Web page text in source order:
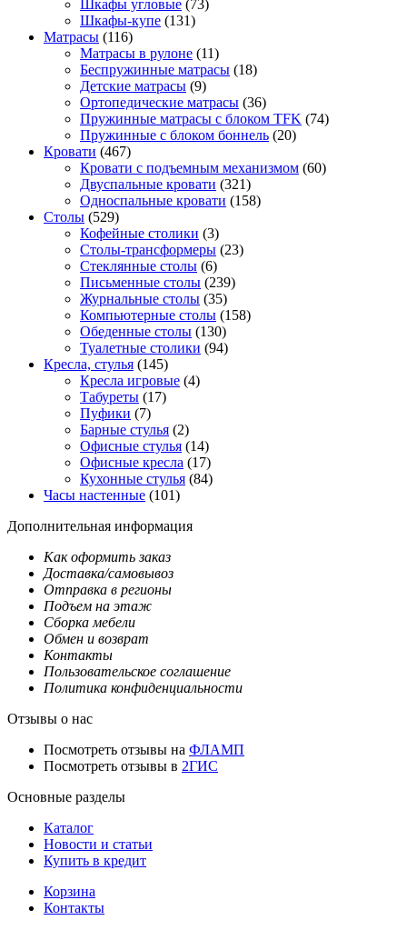
Шкафы угловые (73)
Шкафы-купе (131)
Матрасы (116)
Матрасы в рулоне (11)
Беспружинные матрасы (18)
Детские матрасы (9)
Ортопедические матрасы (36)
Пружинные матрасы с блоком TFK (74)
Пружинные с блоком боннель (20)
Кровати (467)
Кровати с подъемным механизмом (60)
Двуспальные кровати (321)
Односпальные кровати (158)
Столы (529)
Кофейные столики (3)
Столы-трансформеры (23)
Стеклянные столы (6)
Письменные столы (239)
Журнальные столы (35)
Компьютерные столы (158)
Обеденные столы (130)
Туалетные столики (94)
Кресла, стулья (145)
Кресла игровые (4)
Табуреты (17)
Пуфики (7)
Барные стулья (2)
Офисные стулья (14)
Офисные кресла (17)
Кухонные стулья (84)
Часы настенные (101)
Дополнительная информация
Как оформить заказ
Доставка/самовывоз
Отправка в регионы
Подъем на этаж
Сборка мебели
Обмен и возврат
Контакты
Пользовательское соглашение
Политика конфиденциальности
Отзывы о нас
Посмотреть отзывы на ФЛАМП
Посмотреть отзывы в 2ГИС
Основные разделы
Каталог
Новости и статьи
Купить в кредит
Корзина
Контакты